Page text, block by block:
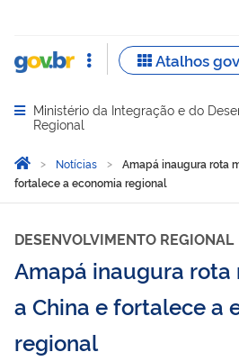
Abrir menu principal de
Ministério da Integração e do
Regional
Você está aqui:
Página Inicial
Notícias
Amapá inaugura rota
fortalece a economia regional
DESENVOLVIMENTO REGIONAL
Amapá inaugura
a China e fortalece a
regional